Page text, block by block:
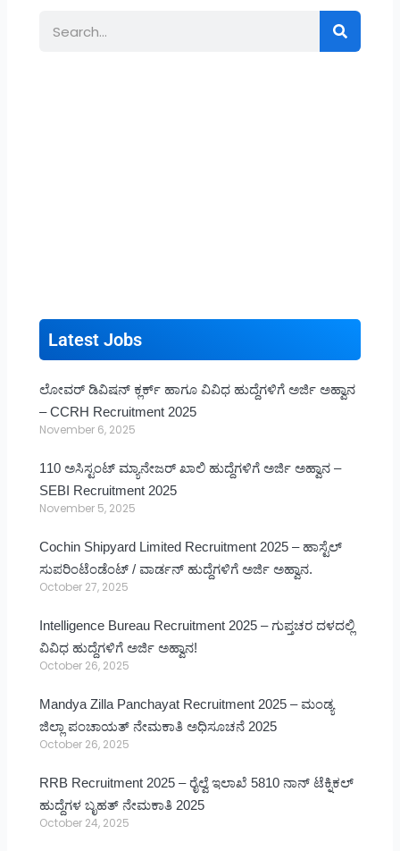
Search
Latest Jobs
ಲೋವರ್ ಡಿವಿಷನ್ ಕ್ಲರ್ಕ್ ಹಾಗೂ ವಿವಿಧ ಹುದ್ದೆಗಳಿಗೆ ಅರ್ಜಿ ಅಹ್ವಾನ
– CCRH Recruitment 2025
November 6, 2025
110 ಅಸಿಸ್ಟಂಟ್ ಮ್ಯಾನೇಜರ್ ಖಾಲಿ ಹುದ್ದೆಗಳಿಗೆ ಅರ್ಜಿ ಅಹ್ವಾನ –
SEBI Recruitment 2025
November 5, 2025
Cochin Shipyard Limited Recruitment 2025 – ಹಾಸ್ಟೆಲ್
ಸುಪರಿಂಟೆಂಡೆಂಟ್ / ವಾರ್ಡನ್ ಹುದ್ದೆಗಳಿಗೆ ಅರ್ಜಿ ಅಹ್ವಾನ.
October 27, 2025
Intelligence Bureau Recruitment 2025 – ಗುಪ್ತಚರ ದಳದಲ್ಲಿ
ವಿವಿಧ ಹುದ್ದೆಗಳಿಗೆ ಅರ್ಜಿ ಅಹ್ವಾನ!
October 26, 2025
Mandya Zilla Panchayat Recruitment 2025 – ಮಂಡ್ಯ
ಜಿಲ್ಲಾ ಪಂಚಾಯತ್ ನೇಮಕಾತಿ ಅಧಿಸೂಚನೆ 2025
October 26, 2025
RRB Recruitment 2025 – ರೈಲ್ವೆ ಇಲಾಖೆ 5810 ನಾನ್ ಟೆಕ್ನಿಕಲ್
ಹುದ್ದೆಗಳ ಬೃಹತ್ ನೇಮಕಾತಿ 2025
October 24, 2025